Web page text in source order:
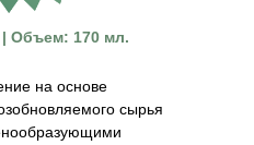
| Объем: 170 мл.
на основе
сырья